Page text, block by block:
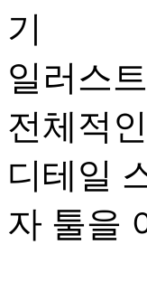
기
일러스
전체적
디테일
자 툴을